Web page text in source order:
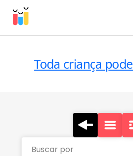
Toda criança
Buscar por